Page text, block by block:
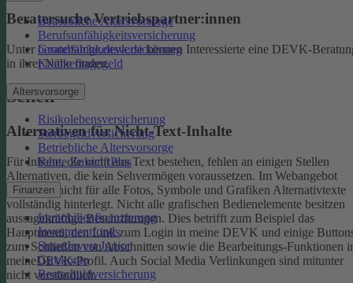
Betriebliche Altersvorsorge
Berufsunfähigkeitsversicherung
Grundfähigkeitsversicherung
Krankentagegeld
Altersvorsorge
Risikolebensversicherung
Sterbegeldversicherung
Betriebliche Altersvorsorge
Rente ZukunftPlus
Finanzen
Immobilienfinanzierung
Investmentfonds
SmartInvest Junior
Girokonto
Restschuldversicherung
Beratersuche Vertriebspartner:innen
Unter beratersuche.devk.dekönnen Interessierte eine DEVK-
in ihrer Nähe finden.
Sehen
Alternativen für Nicht-Text-Inhalte
Für Inhalte, die nicht aus Text bestehen, fehlen an einigen Stellen
Alternativen, die kein Sehvermögen voraussetzen. Im Webangebot
sind noch nicht für alle Fotos, Symbole und Grafiken Alternativtexte
vollständig hinterlegt. Nicht alle grafischen Bedienelemente besitzen
aussagekräftige Beschriftungen. Dies betrifft zum Beispiel das
Hauptmenü, den Link zum Login in meine DEVK und einige
zum Schließen von Abschnitten sowie die Bearbeitungs-Funktionen
meineDEVK-Profil. Auch Social Media Verlinkungen sind mitunter
nicht verständlich.